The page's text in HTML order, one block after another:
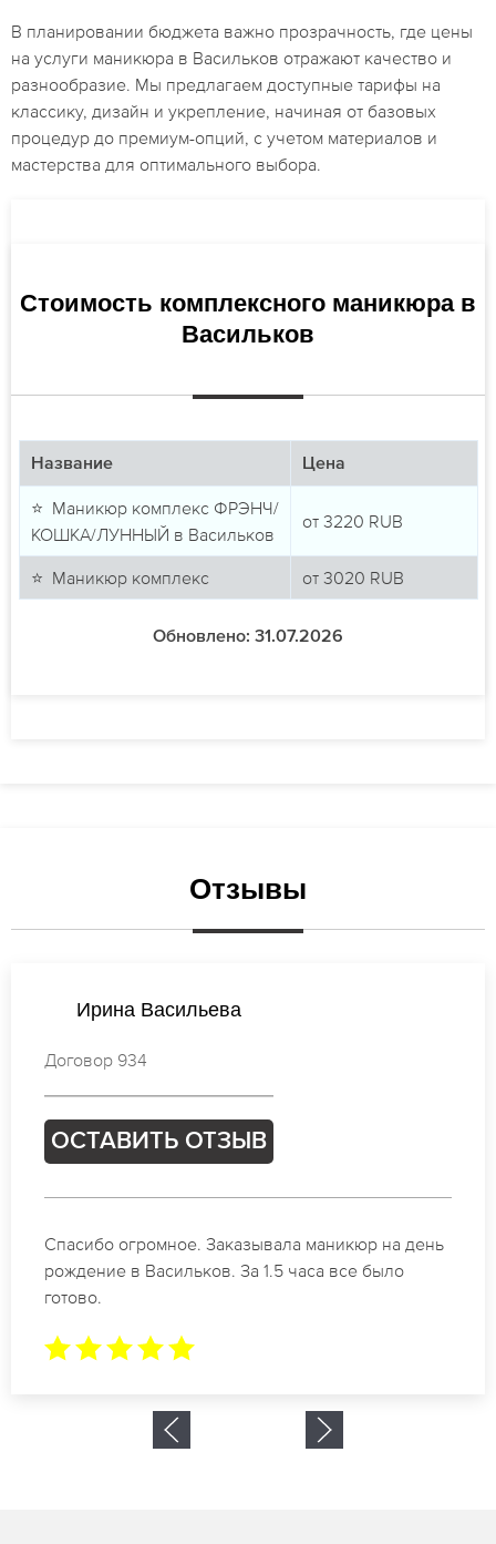
В планировании бюджета важно прозрачность, где цены
на услуги маникюра в Васильков отражают качество и
разнообразие. Мы предлагаем доступные тарифы на
классику, дизайн и укрепление, начиная от базовых
процедур до премиум-опций, с учетом материалов и
мастерства для оптимального выбора.
Стоимость комплексного маникюра в
Васильков
Название Цена
⭐ Маникюр комплекс ФРЭНЧ/
КОШКА/ЛУННЫЙ в Васильков
от 3220 RUB
⭐ Маникюр комплекс от 3020 RUB
Обновлено: 31.07.2026
Отзывы
Мария Михайлова
Договор 736
ОСТАВИТЬ ОТЗЫВ
Идеальные специалисты своего дела по
маникюру в Васильков. Замечательный результат.
Буду обращаться еще.